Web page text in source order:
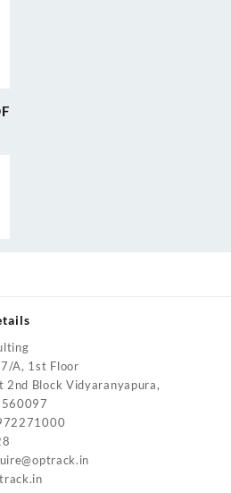
A, 1st Floor
2nd Block Vidyaranyapura,
560097